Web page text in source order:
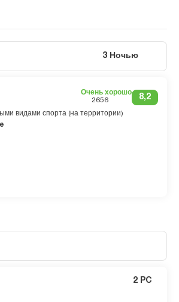
3 Ночью
8,2
Очень хорошо
2656
видами спорта (на территории)
2 PC